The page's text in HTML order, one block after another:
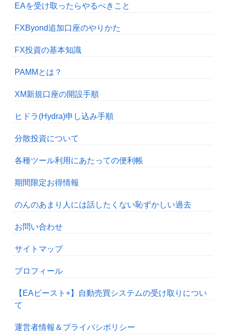
EAを受け取ったらやるべきこと
FXByond追加口座のやりかた
FX投資の基本知識
PAMMとは？
XM新規口座の開設手順
ヒドラ(Hydra)申し込み手順
分散投資について
各種ツール利用にあたっての便利帳
期間限定お得情報
のんのあまり人には話したくない恥ずかしい過去
お問い合わせ
サイトマップ
プロフィール
【EAビースト+】自動売買システムの受け取りについ
て
運営者情報＆プライバシポリシー